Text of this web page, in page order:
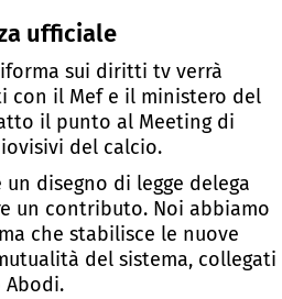
ufficiale
sui diritti tv verrà
con il Mef e il ministero del
il punto al Meeting di
del calcio.
disegno di legge delega
un contributo. Noi abbiamo
che stabilisce le nuove
del sistema, collegati